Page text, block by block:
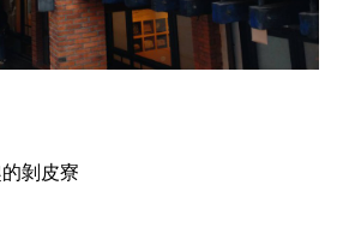
剝皮寮